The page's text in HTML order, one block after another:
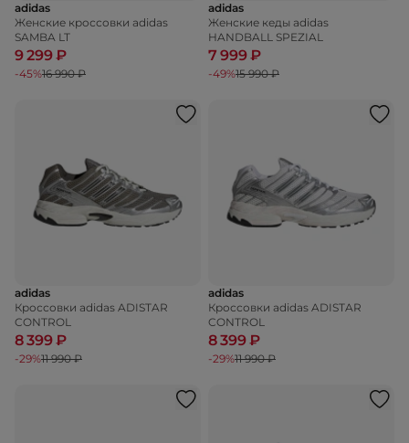
adidas
Женские кроссовки adidas
SAMBA LT
9 299 ₽
-45%16 990 ₽
adidas
Женские кеды adidas
HANDBALL SPEZIAL
7 999 ₽
-49%15 990 ₽
adidas
Кроссовки adidas ADISTAR
CONTROL
8 399 ₽
-29%11 990 ₽
adidas
Кроссовки adidas ADISTAR
CONTROL
8 399 ₽
-29%11 990 ₽